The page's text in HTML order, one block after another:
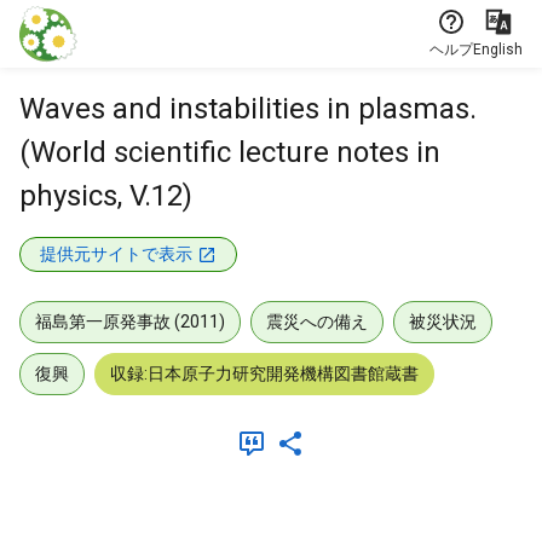
本文に飛ぶ
ヘルプEnglish
Waves and instabilities in plasmas.
(World scientific lecture notes in
physics, V.12)
提供元サイトで表示
福島第一原発事故 (2011) 震災への備え 被災状況
復興 収録:日本原子力研究開発機構図書館蔵書